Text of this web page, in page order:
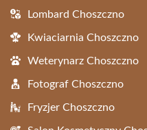
Lombard Choszczno
Kwiaciarnia Choszczno
Weterynarz Choszczno
Fotograf Choszczno
Fryzjer Choszczno